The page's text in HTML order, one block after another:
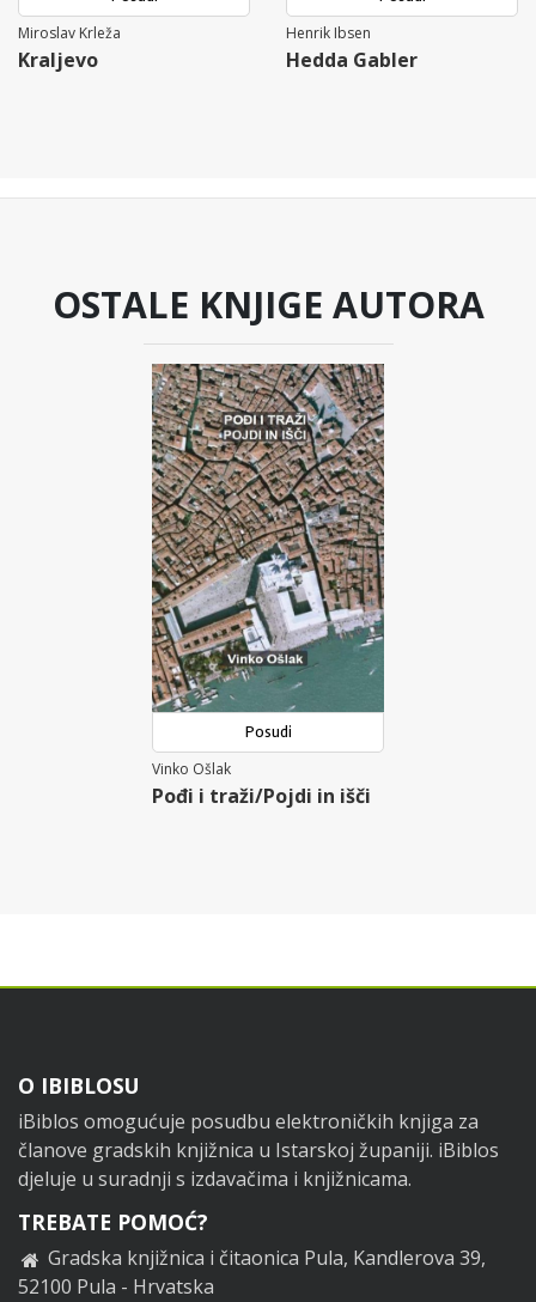
Miroslav Krleža
Kraljevo
Henrik Ibsen
Hedda Gabler
OSTALE KNJIGE AUTORA
Posudi
Vinko Ošlak
Pođi i traži/Pojdi in išči
Footer
O IBIBLOSU
iBiblos omogućuje posudbu elektroničkih knjiga za
članove gradskih knjižnica u Istarskoj županiji. iBiblos
djeluje u suradnji s izdavačima i knjižnicama.
TREBATE POMOĆ?
Gradska knjižnica i čitaonica Pula, Kandlerova 39,
52100 Pula - Hrvatska